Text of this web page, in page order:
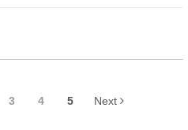
3 4 5 Next